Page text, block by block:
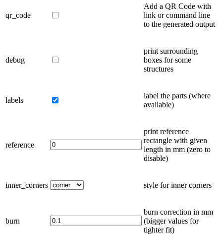
qr_code
Add a QR Code with
link or command line
to the generated output
debug
print surrounding
boxes for some
structures
labels
label the parts (where
available)
reference
print reference
rectangle with given
length in mm (zero to
disable)
inner_corners style for inner corners
burn
burn correction in mm
(bigger values for
tighter fit)